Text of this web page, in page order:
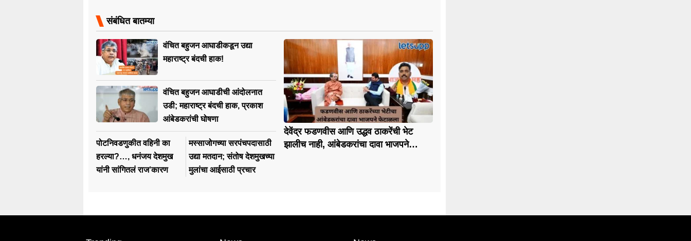
संबंधित बातम्या
वंचित बहुजन आघाडीकडून उद्या
महाराष्ट्र बंदची हाक!
वंचित बहुजन आघाडीची आंदोलनात
उडी; महाराष्ट्र बंदची हाक, प्रकाश
आंबेडकरांची घोषणा
पोटनिवडणुकीत वहिनी का
हरल्या?…, धनंजय देशमुख
यांनी सांगितलं राज’कारण
मस्साजोगच्या सरपंचपदासाठी
उद्या मतदान; संतोष देशमुखच्या
मुलांचा आईसाठी प्रचार
देवेंद्र फडणवीस आणि उद्धव ठाकरेंची भेट
झालीच नाही, आंबेडकरांचा दावा भाजपने